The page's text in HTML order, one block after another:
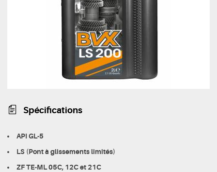
Spécifications
API GL-5
LS (Pont à glissements limités)
ZF TE-ML 05C, 12C et 21C